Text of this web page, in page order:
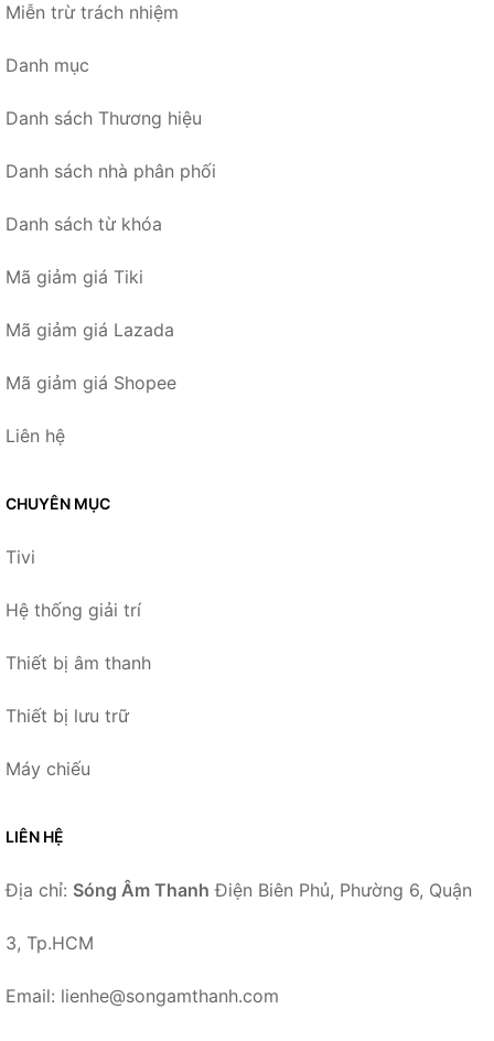
Miễn trừ trách nhiệm
Danh mục
Danh sách Thương hiệu
Danh sách nhà phân phối
Danh sách từ khóa
Mã giảm giá Tiki
Mã giảm giá Lazada
Mã giảm giá Shopee
Liên hệ
CHUYÊN MỤC
Tivi
Hệ thống giải trí
Thiết bị âm thanh
Thiết bị lưu trữ
Máy chiếu
LIÊN HỆ
Địa chỉ: Sóng Âm Thanh Điện Biên Phủ, Phường 6, Quận
3, Tp.HCM
Email: lienhe@songamthanh.com